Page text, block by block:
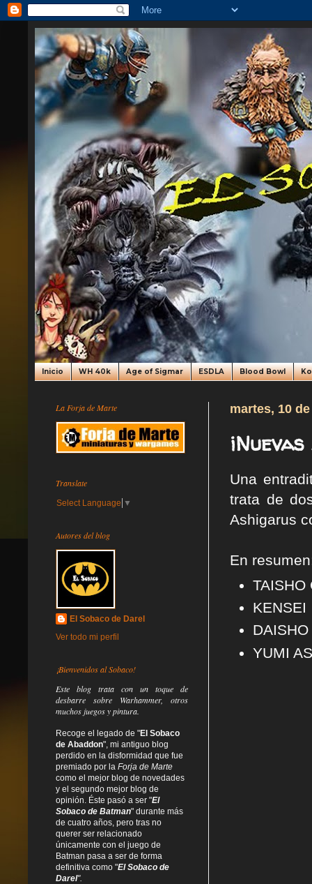
Inicio WH 40k Age of Sigmar ESDLA Blood Bowl
martes, 10
Una
trata de
Ashigarus
En
TAISHO
KENSEI
YUMI
La Forja de Marte
Translate
Select Language ▼
Autores del blog
El Sobaco de Darel
Ver todo mi perfil
¡Bienvenidos al Sobaco!
Este blog trata con un toque de
desbarre sobre Warhammer, otros
muchos juegos y pintura.
Recoge el legado de "El Sobaco
de Abaddon", mi antiguo blog
perdido en la disformidad que fue
premiado por la Forja de Marte
como el mejor blog de novedades
y el segundo mejor blog de
opinión. Éste pasó a ser "El
Sobaco de Batman" durante más
de cuatro años, pero tras no
querer ser relacionado
únicamente con el juego de
Batman pasa a ser de forma
definitiva como "El Sobaco de
Darel".